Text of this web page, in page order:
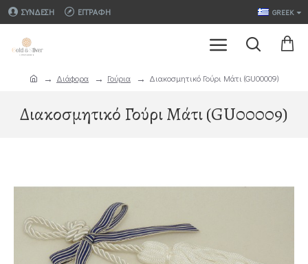
ΣΎΝΔΕΣΗ ΕΓΓΡΑΦΉ GREEK
Διάφορα Γούρια Διακοσμητικό Γούρι Μάτι (GU00009)
Διακοσμητικό Γούρι Μάτι (GU00009)